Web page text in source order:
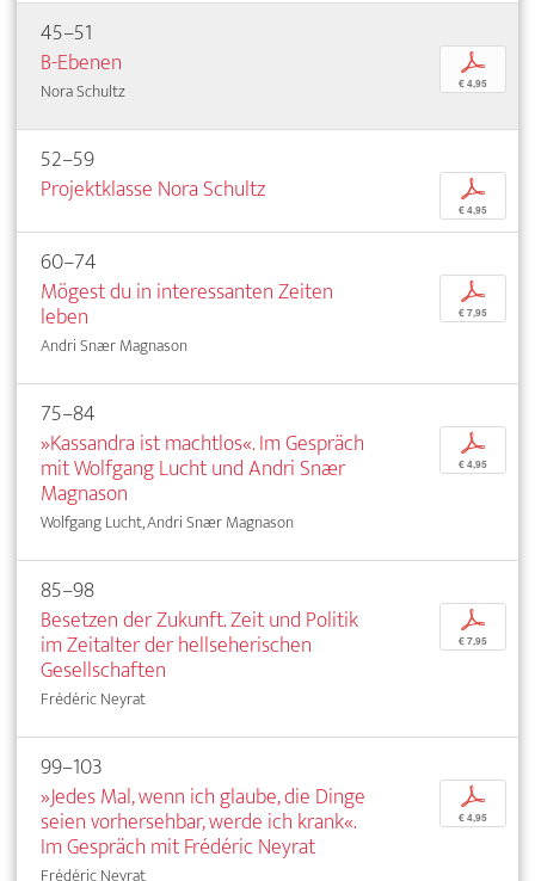
45–51
B-Ebenen
Nora Schultz
p
€ 4,95
52–59
Projektklasse Nora Schultz
p
€ 4,95
60–74
Mögest du in interessanten Zeiten
leben
Andri Snær Magnason
p
€ 7,95
75–84
»Kassandra ist machtlos«. Im Gespräch
mit Wolfgang Lucht und Andri Snær
Magnason
Wolfgang Lucht, Andri Snær Magnason
p
€ 4,95
85–98
Besetzen der Zukunft. Zeit und Politik
im Zeitalter der hellseherischen
Gesellschaften
Frédéric Neyrat
p
€ 7,95
99–103
»Jedes Mal, wenn ich glaube, die Dinge
seien vorhersehbar, werde ich krank«.
Im Gespräch mit Frédéric Neyrat
Frédéric Neyrat
p
€ 4,95